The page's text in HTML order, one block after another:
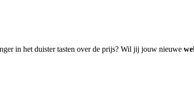
in het duister tasten over de prijs? Wil jij jouw nieuwe